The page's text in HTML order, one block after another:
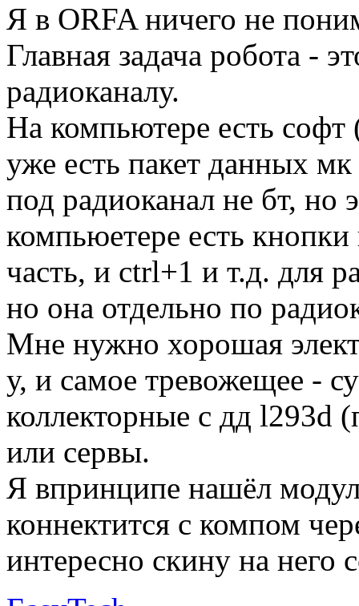
Я в ORFA ничего не
Главная задача робота -
радиоканалу.
На компьютере есть
уже есть пакет данных
под радиоканал не бт, но
компьюетере есть кнопки
часть, и ctrl+1 и т.д. для
но она отдельно по
Мне нужно хорошая
у, и самое тревожещее -
коллекторные с дд l293d
или сервы.
Я впринципе нашёл
коннектится с компом
интересно скину на него